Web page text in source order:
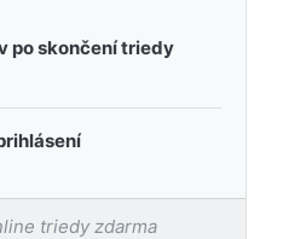
po skončení triedy
triedy zdarma